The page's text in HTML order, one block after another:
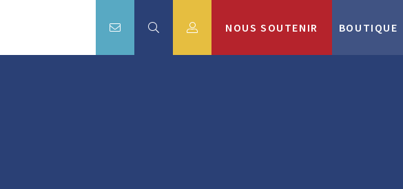
NOUS SOUTENIR BOUTIQUE